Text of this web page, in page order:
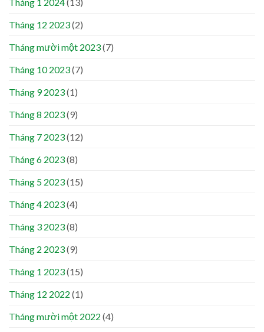
Tháng 12 2023(2)
Tháng mười một 2023(7)
Tháng 10 2023(7)
Tháng 9 2023(1)
Tháng 8 2023(9)
Tháng 7 2023(12)
Tháng 6 2023(8)
Tháng 5 2023(15)
Tháng 4 2023(4)
Tháng 3 2023(8)
Tháng 2 2023(9)
Tháng 1 2023(15)
Tháng 12 2022 (1)
Tháng mười một 2022 (4)